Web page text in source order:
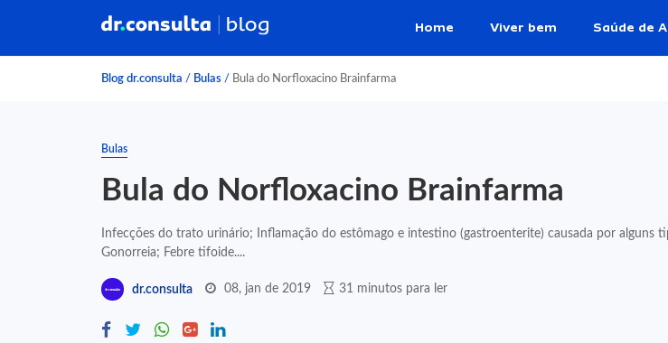
Home Viver bem Saúde de
Blog dr.consulta / Bulas / Bula do Norfloxacino Brainfarma
Bulas
Bula do Norfloxacino Brainfarma
Infecções do trato urinário; Inflamação do estômago e intestino (gastroenterite) causada por alguns
Gonorreia; Febre tifoide....
dr.consulta 08, jan de 2019 31 minutos para ler